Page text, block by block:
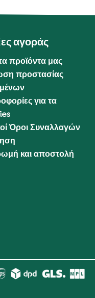
αγοράς
προϊόντα μας
προστασίας
για τα
Όροι Συναλλαγών
και αποστολή